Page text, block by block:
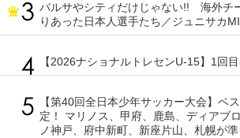
バルサやシティだけじゃない!! 海外チ
りあった日本人選手たち／ジュニサカ
【2026ナショナルトレセンU-15】1回
【第40回全日本少年サッカー大会】ベ
定！ マリノス、甲府、鹿島、ディアブ
ノ神戸、府中新町、新座片山、札幌が